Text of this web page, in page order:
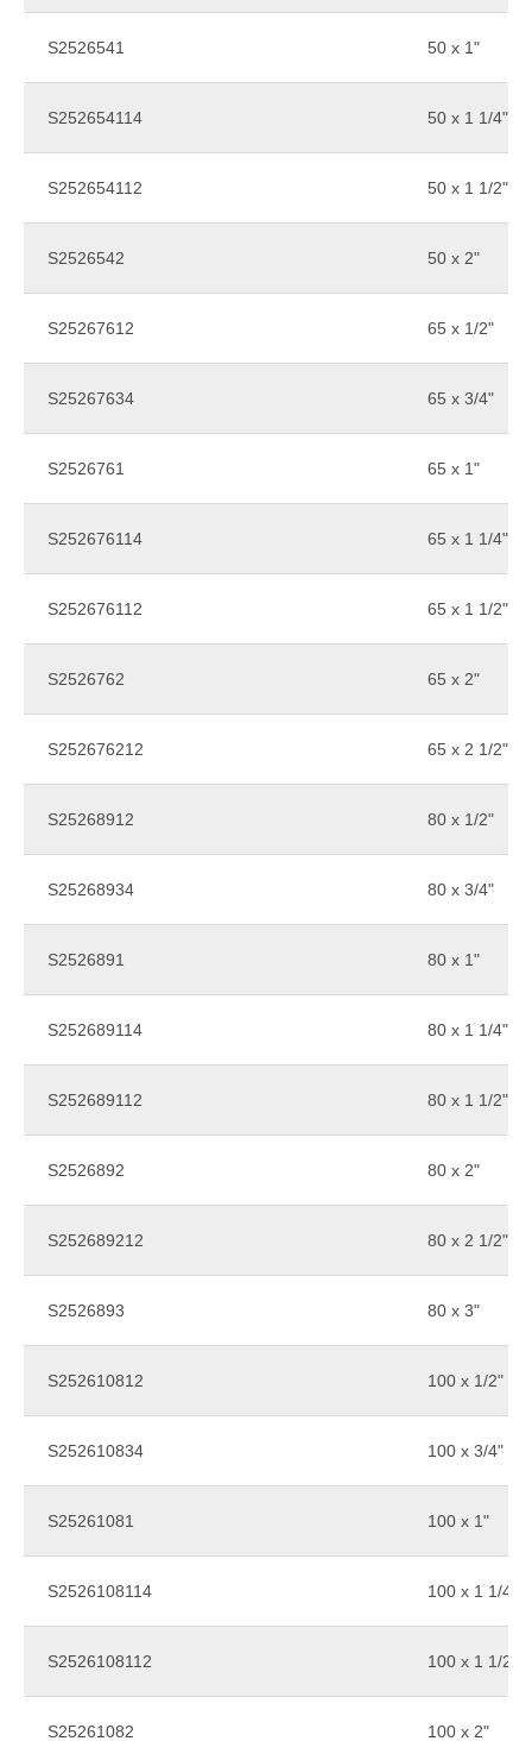
S2526541 50 x 1"
S252654114 50 x 1 1/4"
S252654112 50 x 1 1/2"
S2526542 50 x 2"
S25267612 65 x 1/2"
S25267634 65 x 3/4"
S2526761 65 x 1"
S252676114 65 x 1 1/4"
S252676112 65 x 1 1/2"
S2526762 65 x 2"
S252676212 65 x 2 1/2"
S25268912 80 x 1/2"
S25268934 80 x 3/4"
S2526891 80 x 1"
S252689114 80 x 1 1/4"
S252689112 80 x 1 1/2"
S2526892 80 x 2"
S252689212 80 x 2 1/2"
S2526893 80 x 3"
S252610812 100 x 1/2"
S252610834 100 x 3/4"
S25261081 100 x 1"
S2526108114 100 x 1 1/4"
S2526108112 100 x 1 1/2"
S25261082 100 x 2"